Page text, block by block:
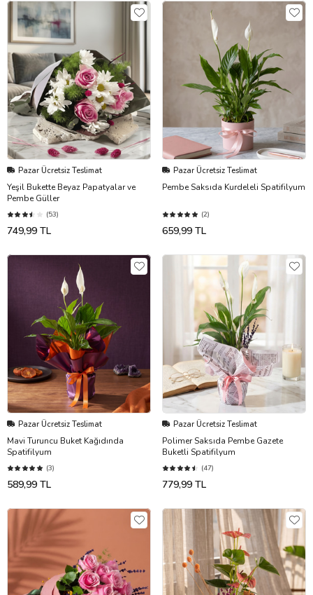
Pazar Ücretsiz Teslimat
Yeşil Bukette Beyaz Papatyalar ve
Pembe Güller
(53)
749,99 TL
Pazar Ücretsiz Teslimat
Pembe Saksıda Kurdeleli Spatifilyum
(2)
659,99 TL
Pazar Ücretsiz Teslimat
Mavi Turuncu Buket Kağıdında
Spatifilyum
(3)
589,99 TL
Pazar Ücretsiz Teslimat
Polimer Saksıda Pembe Gazete
Buketli Spatifilyum
(47)
779,99 TL